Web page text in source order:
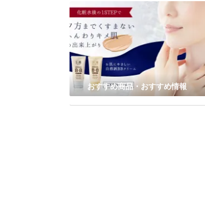
おすすめ商品・おすすめ情報